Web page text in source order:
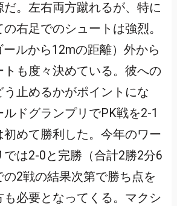
。左右両方蹴れるが、特に
右足でのシュートは強烈。
ルから12mの距離）外から
も度々決めている。彼への
止めるかがポイントにな
ドグランプリでPK戦を2-1
初めて勝利した。今年のワー
では2-0と完勝（合計2勝2分6
2戦の結果次第で勝ち点を
も必要となってくる。マクシ